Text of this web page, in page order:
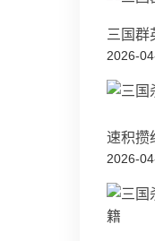
三国群
2026-
速积攒
2026-